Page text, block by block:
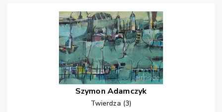
Szymon Adamczyk
Twierdza (3)